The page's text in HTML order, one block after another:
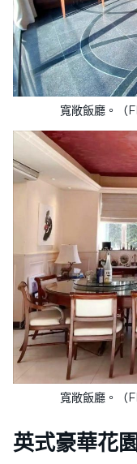
寬敞飯廳。（
寬敞飯廳。（
英式豪華花園